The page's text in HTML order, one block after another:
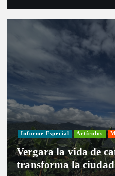
Informe Especial Artículos
Vergara la vida de
transforma la ciudad